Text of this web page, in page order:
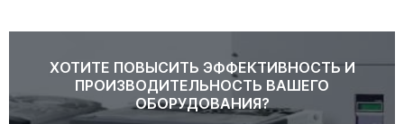
ХОТИТЕ ПОВЫСИТЬ ЭФФЕКТИВНОСТЬ И
ПРОИЗВОДИТЕЛЬНОСТЬ ВАШЕГО
ОБОРУДОВАНИЯ?